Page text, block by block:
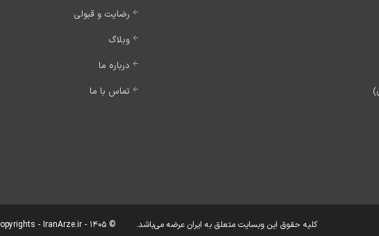
رضایت و قبولی
وبلاگ
درباره ما
تماس با ما
کلیه حقوق این وبسایت متعلق به ایران عرضه می‌باشد. © Copyrights - IranArze.ir - 1405